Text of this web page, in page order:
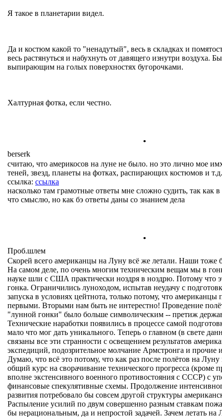
Я такое в планетарии видел.
Да и костюм какой то "ненадутый", весь в складках и
весь растянуться и набухнуть от давящего изнутри воздуха.
выпирающим на голых поверхностях бугорочками.
Халтурная фотка, если честно.
.
berserk
считаю, что америкосов на луне не было. но это лично мое
теней, звезд, планеты на фотках, распирающих костюмов и
ссылка: ссылка
насколько там грамотные ответы мне сложно судить, так как
что смыслю, но как бэ ответы даны со знанием дела
.
Проб.шлем
Скорей всего американцы на Луну всё же летали. Наши тоже
На самом деле, по очень многим техническим вещам мы в
науке шли с США практически ноздря в ноздрю. Потому что
гонка. Ограничились луноходом, испытав неудачу с
запуска в условиях цейтнота, только потому, что
первыми. Вторыми нам быть не интерестно! Проведение
"лунной гонки" было больше символическим -- претиж
Технические наработки появились в процессе самой
мало что мог дать уникального. Теперь о главном (в свете
связаны все эти странности с освещением результатов
экспедиций, подозрительное молчание Армстронга и прочие
Думаю, что всё это потому, что как раз после полётов на
общий курс на сворачивание технического прогресса (кроме
вполне экстенсивного военного противостояния с СССР) с
финансовые спекулятивные схемы. Продолжение
развития потребовало бы совсем другой структуры
Распыление усилий по двум совершенно разным ставкам
бы нерациональным, да и непростой задачей. Зачем летать на